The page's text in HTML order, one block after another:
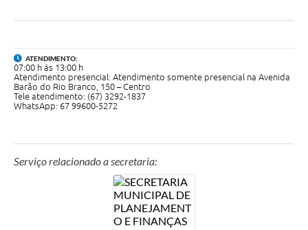
Turismo
Obras
Projetos
Contas Públicas
Serviços Online
ATENDIMENTO:
07:00 h ás 13:00 h
Atendimento presencial: Atendimento somente presencial na Avenida
Barão do Rio Branco, 150 – Centro
Tele atendimento: (67) 3292-1837
WhatsApp: 67 99600-5272
Serviço relacionado a secretaria: